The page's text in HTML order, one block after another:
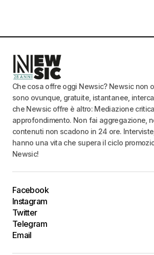
Che cosa offre oggi Newsic? Newsic non
sono ovunque, gratuite, istantanee,
che Newsic offre è altro: Mediazione critica,
approfondimento. Non fai aggregazione,
contenuti non scadono in 24 ore.
hanno una vita che supera il ciclo
Newsic!
Facebook
Instagram
Twitter
Telegram
Email